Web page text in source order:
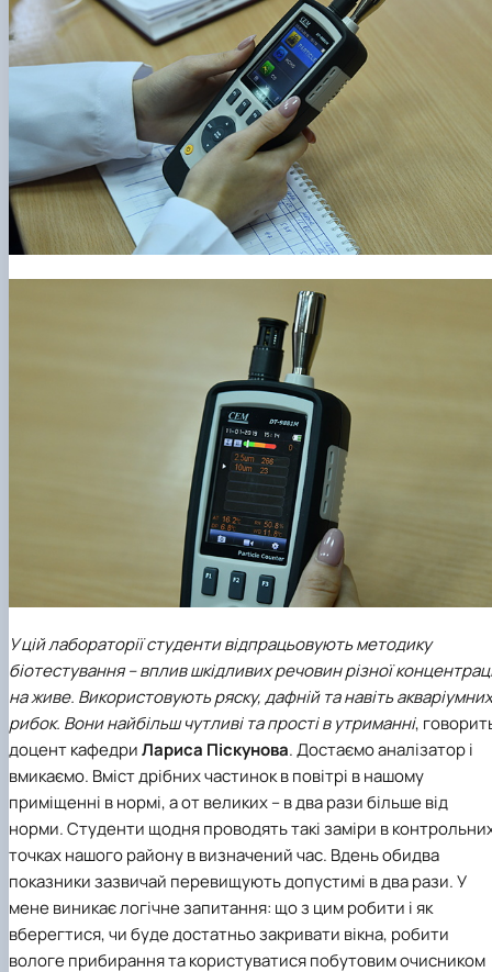
У цій лабораторії студенти відпрацьовують методику
біотестування – вплив шкідливих речовин різної
на живе. Використовують ряску, дафній та навіть акваріумних
рибок. Вони найбільш чутливі та прості в утриманні,
доцент кафедриЛариса Піскунова. Достаємо аналізатор і
вмикаємо. Вміст дрібних частинок в повітрі в нашому
приміщенні в нормі, а от великих – в два рази більше від
норми. Студенти щодня проводять такі заміри в
точках нашого району в визначений час. Вдень обидва
показники зазвичай перевищують допустимі в два рази. У
мене виникає логічне запитання: що з цим робити і як
вберегтися, чи буде достатньо закривати вікна, робити
вологе прибирання та користуватися побутовим очисником